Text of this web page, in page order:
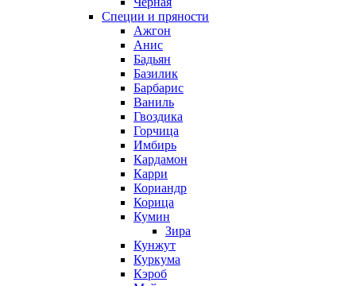
Специи и пряности
Ажгон
Анис
Бадьян
Базилик
Барбарис
Ваниль
Гвоздика
Горчица
Имбирь
Кардамон
Карри
Кориандр
Корица
Кумин
Зира
Кунжут
Куркума
Кэроб